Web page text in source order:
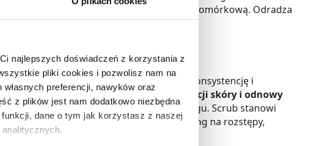
najlepszych doświadczeń z korzystania z
pliki cookies i pozwolisz nam na
preferencji, nawyków oraz
z plików jest nam dodatkowo niezbędna
funkcji, dane o tym jak korzystasz z naszej
z kwasami, które inicjują odnowę komórkową. Odradza
co krem, posiada nieco bardziej zwartą konsystencję i
abywspomóc proces regeneracji skóry i odnowy
gdy aplikuje się je po wykonaniu peelingu. Scrub stanowi
można znaleźć specjalistyczny peeling na rozstępy,